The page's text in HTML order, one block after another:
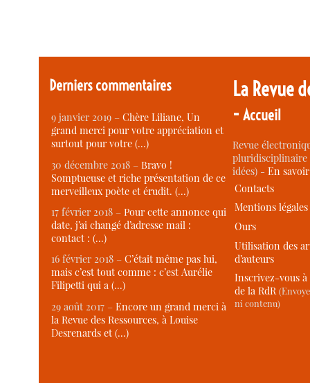
Derniers commentaires
9 janvier 2019 –Chère Liliane, Un
grand merci pour votre appréciation et
surtout pour votre (…)
30 décembre 2018 –Bravo !
Somptueuse et riche présentation de ce
merveilleux poète et érudit. (…)
17 février 2018 –Pour cette annonce qui
date, j’ai changé d’adresse mail :
contact : (…)
16 février 2018 –C’était même pas lui,
mais c’est tout comme : c’est Aurélie
Filipetti qui a (…)
29 août 2017 –Encore un grand merci à
la Revue des Ressources, à Louise
Desrenards et (…)
La Revue
-Accueil
Revue
idées) -En
Contacts
Mentions légales
Ours
Utilisation des
d’auteurs
Inscrivez-vous
de la RdR
ni contenu)